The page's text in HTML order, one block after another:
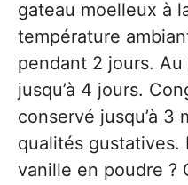
gateau moelleux à
température
pendant 2 jours.
jusqu’à 4 jours.
conservé jusqu’à 3
qualités
vanille en poudre ?